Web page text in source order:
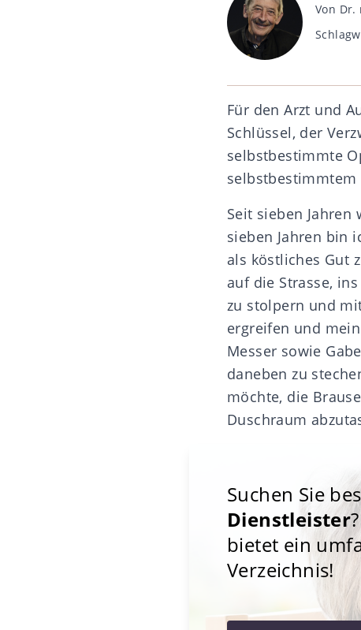
Von Dr.
Für den Arzt und
Schlüssel, der
selbstbestimmte
selbstbestimmtem
Seit sieben
sieben Jahren bin
als köstliches Gut
auf die Strasse,
zu stolpern und
ergreifen und
Messer sowie
daneben zu
möchte, die
Duschraum
Suchen Sie
Dienstleister
bietet ein
Verzeichnis!